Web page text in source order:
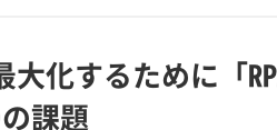
大化するために「
課題